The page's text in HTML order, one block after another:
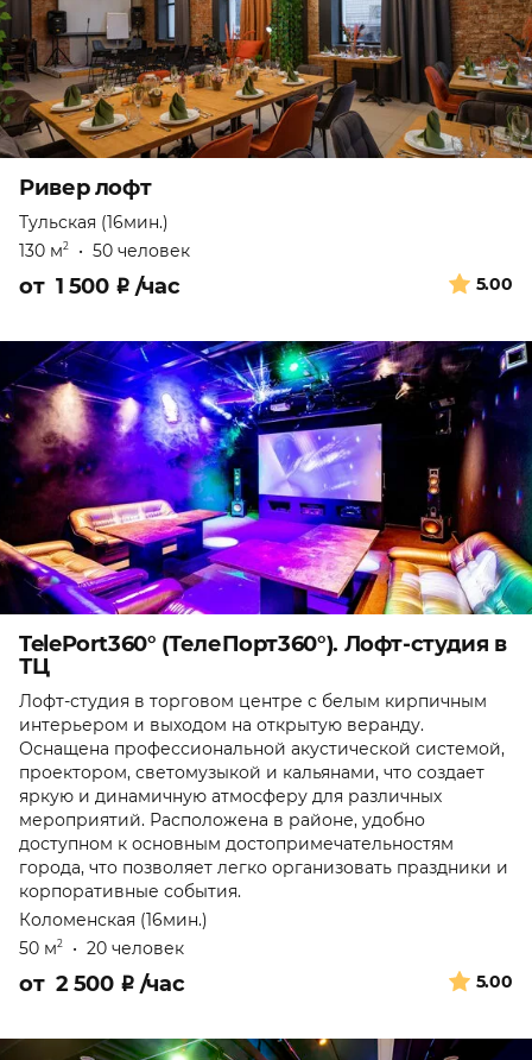
Ривер лофт
Тульская (16мин.)
130 м2 • 50 человек
5.00
от 1 500 ₽ /час
TelePort360° (ТелеПорт360°). Лофт-студия в
ТЦ
Лофт-студия в торговом центре с белым кирпичным
интерьером и выходом на открытую веранду.
Оснащена профессиональной акустической системой,
проектором, светомузыкой и кальянами, что создает
яркую и динамичную атмосферу для различных
мероприятий. Расположена в районе, удобно
доступном к основным достопримечательностям
города, что позволяет легко организовать праздники и
корпоративные события.
Коломенская (16мин.)
50 м2 • 20 человек
5.00
от 2 500 ₽ /час